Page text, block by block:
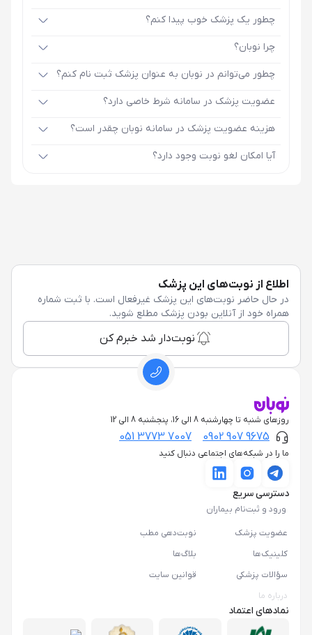
چطور یک پزشک خوب پیدا کنم؟
چرا نوبان؟
چطور می‌توانم در نوبان به عنوان پزشک ثبت نام کنم؟
عضویت پزشک در سامانه شرط خاصی دارد؟
هزینه عضویت پزشک در سامانه نوبان چقدر است؟
آیا امکان لغو نوبت وجود دارد؟
اطلاع از نوبت‌های این پزشک
در حال حاضر نوبت‌های این پزشک غیرفعال است. با ثبت شماره
همراه خود از آنلاین بودن پزشک مطلع شوید.
نوبت‌دار شد خبرم کن
روزهای شنبه تا چهارشنبه 8 الی 16، پنجشنبه 8 الی 12
0902 907 9675
051 3773 7007
ما را در شبکه‌های اجتماعی دنبال کنید
دسترسی سریع
ورود و ثبت‌نام بیماران
عضویت پزشک
نوبت‌دهی مطب
کلینیک‌ها
بلاگ‌ها
سؤالات پزشکی
قوانین سایت
درباره ما
نمادهای اعتماد